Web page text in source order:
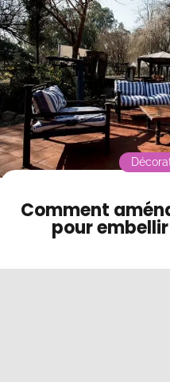
Contact
Mode sombre
Comment
pour